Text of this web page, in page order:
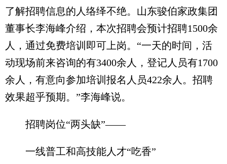
了解招聘信息的人络绎不绝。山东骏伯家政集团
董事长李海峰介绍，本次招聘会预计招聘1500余
人，通过免费培训即可上岗。“一天的时间，活
动现场前来咨询的有3400余人，登记人员有1700
余人，有意向参加培训报名人员422余人。招聘
效果超乎预期。”李海峰说。
招聘岗位“两头缺”——
一线普工和高技能人才“吃香”